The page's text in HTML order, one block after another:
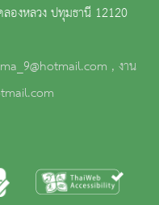
องหลวง ปทุมธานี 12120
, งาน